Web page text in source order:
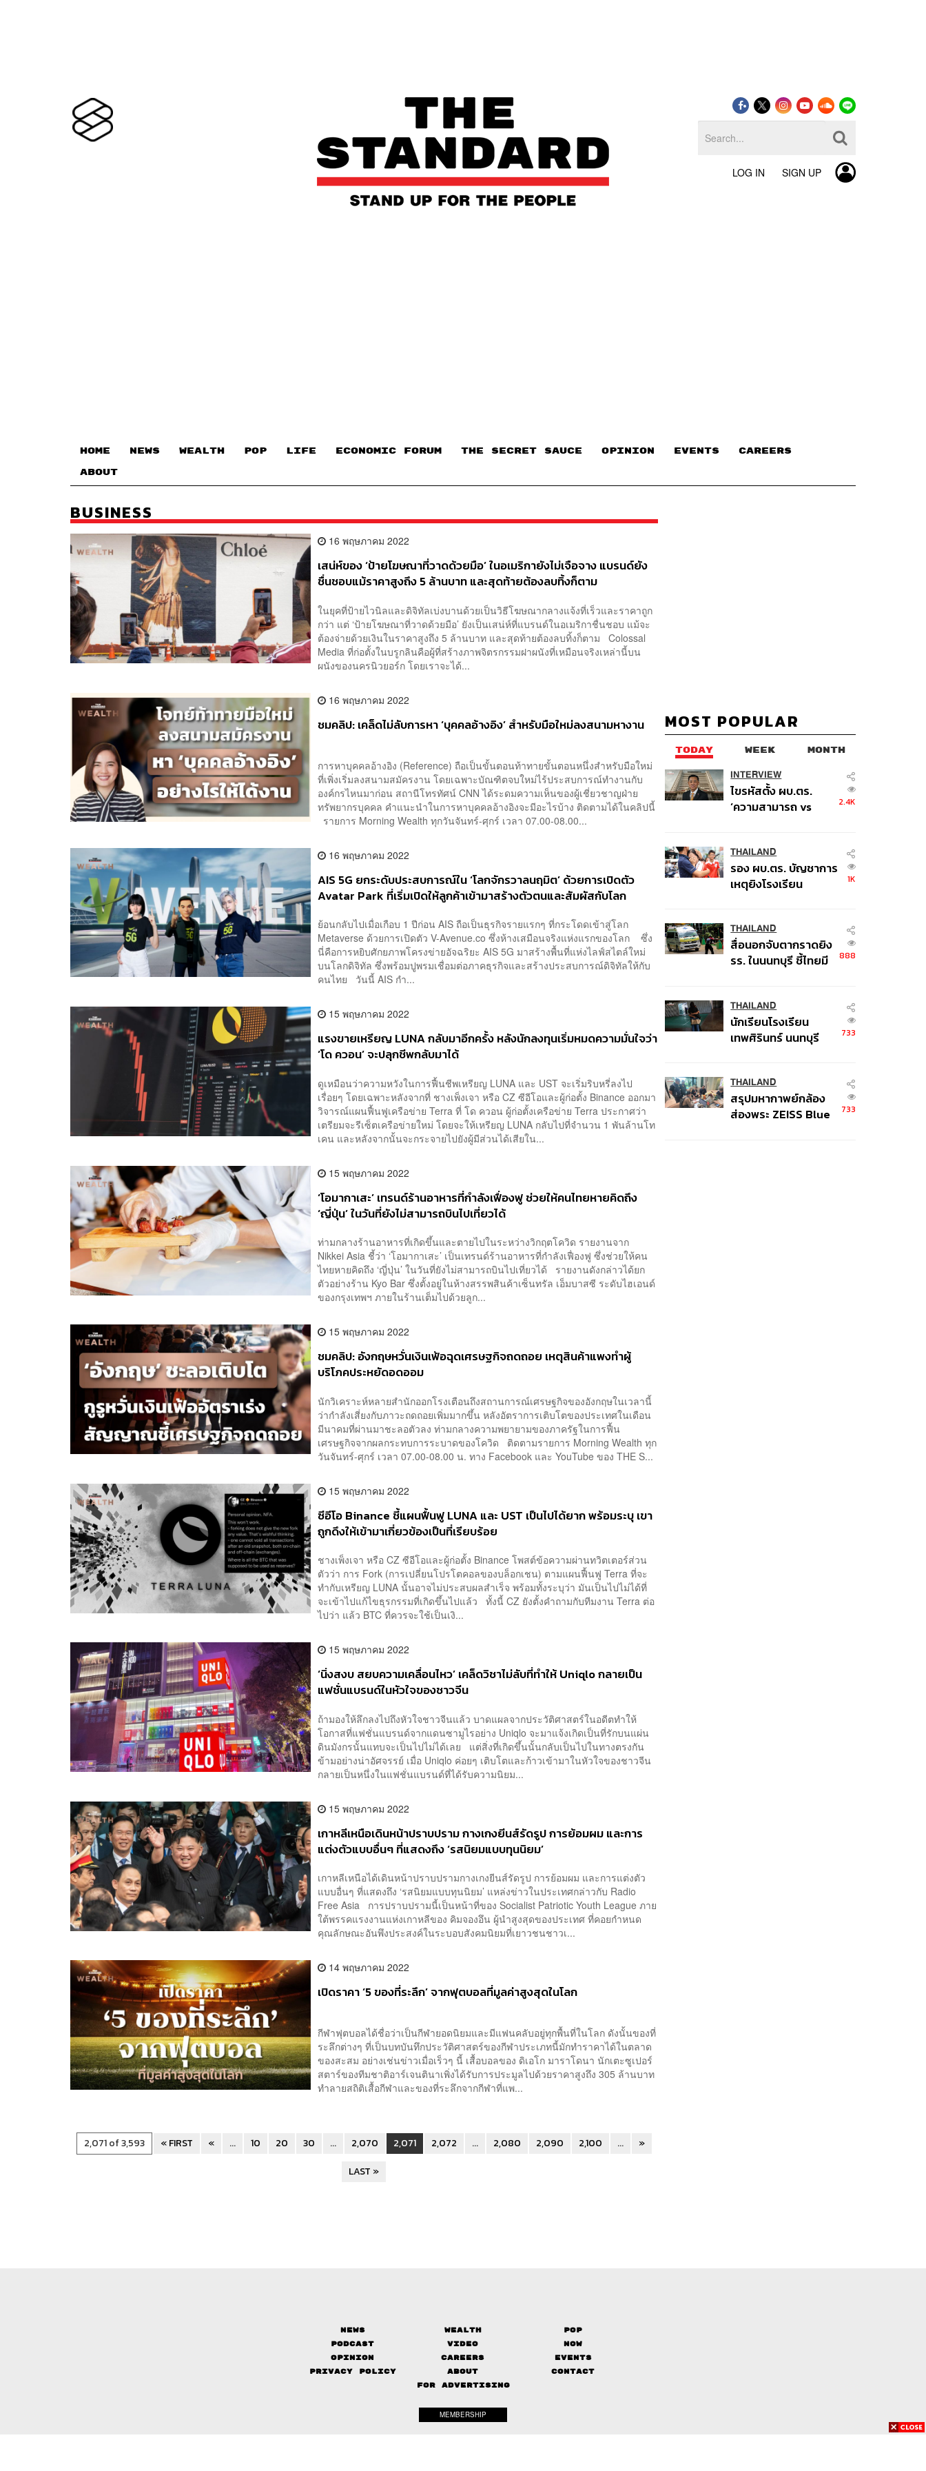
LOG IN SIGN UP
HOME NEWS WEALTH POP LIFE ECONOMIC FORUM THE SECRET SAUCE​ OPINION EVENTS CAREERS
ABOUT
BUSINESS
16 พฤษภาคม 2022
เสน่ห์ของ ‘ป้ายโฆษณาที่วาดด้วยมือ’ ในอเมริกายังไม่เจือจาง แบรนด์ยัง
ชื่นชอบแม้ราคาสูงถึง 5 ล้านบาท และสุดท้ายต้องลบทิ้งก็ตาม
ในยุคที่ป้ายไวนิลและดิจิทัลเบ่งบานด้วยเป็นวิธีโฆษณากลางแจ้งที่เร็วและราคาถูก
กว่า แต่ ‘ป้ายโฆษณาที่วาดด้วยมือ’ ยังเป็นเสน่ห์ที่แบรนด์ในอเมริกาชื่นชอบ แม้จะ
ต้องจ่ายด้วยเงินในราคาสูงถึง 5 ล้านบาท และสุดท้ายต้องลบทิ้งก็ตาม Colossal
Media ที่ก่อตั้งในบรูกลินคือผู้ที่สร้างภาพจิตรกรรมฝาผนังที่เหมือนจริงเหล่านี้บน
ผนังของนครนิวยอร์ก โดยเราจะได้...
16 พฤษภาคม 2022
ชมคลิป: เคล็ดไม่ลับการหา ‘บุคคลอ้างอิง’ สำหรับมือใหม่ลงสนามหางาน
การหาบุคคลอ้างอิง (Reference) ถือเป็นขั้นตอนท้าทายขั้นตอนหนึ่งสำหรับมือใหม่
ที่เพิ่งเริ่มลงสนามสมัครงาน โดยเฉพาะบัณฑิตจบใหม่ไร้ประสบการณ์ทำงานกับ
องค์กรไหนมาก่อน สถานีโทรทัศน์ CNN ได้ระดมความเห็นของผู้เชี่ยวชาญฝ่าย
ทรัพยากรบุคคล คำแนะนำในการหาบุคคลอ้างอิงจะมีอะไรบ้าง ติดตามได้ในคลิปนี้
รายการ Morning Wealth ทุกวันจันทร์-ศุกร์ เวลา 07.00-08.00...
16 พฤษภาคม 2022
AIS 5G ยกระดับประสบการณ์ใน ‘โลกจักรวาลนฤมิต’ ด้วยการเปิดตัว
Avatar Park ที่เริ่มเปิดให้ลูกค้าเข้ามาสร้างตัวตนและสัมผัสกับโลก
ย้อนกลับไปเมื่อเกือบ 1 ปีก่อน AIS ถือเป็นธุรกิจรายแรกๆ ที่กระโดดเข้าสู่โลก
Metaverse ด้วยการเปิดตัว V-Avenue.co ซึ่งห้างเสมือนจริงแห่งแรกของโลก ซึ่ง
นี่คือการหยิบศักยภาพโครงข่ายอัจฉริยะ AIS 5G มาสร้างพื้นที่แห่งไลฟ์สไตล์ใหม่
บนโลกดิจิทัล ซึ่งพร้อมปูพรมเชื่อมต่อภาคธุรกิจและสร้างประสบการณ์ดิจิทัลให้กับ
คนไทย วันนี้ AIS กำ...
15 พฤษภาคม 2022
แรงขายเหรียญ LUNA กลับมาอีกครั้ง หลังนักลงทุนเริ่มหมดความมั่นใจว่า
‘โด ควอน’ จะปลุกชีพกลับมาได้
ดูเหมือนว่าความหวังในการฟื้นชีพเหรียญ LUNA และ UST จะเริ่มริบหรี่ลงไป
เรื่อยๆ โดยเฉพาะหลังจากที่ ชางเพ็งเจา หรือ CZ ซีอีโอและผู้ก่อตั้ง Binance ออกมา
วิจารณ์แผนฟื้นฟูเครือข่าย Terra ที่ โด ควอน ผู้ก่อตั้งเครือข่าย Terra ประกาศว่า
เตรียมจะรีเซ็ตเครือข่ายใหม่ โดยจะให้เหรียญ LUNA กลับไปที่จำนวน 1 พันล้านโท
เคน และหลังจากนั้นจะกระจายไปยังผู้มีส่วนได้เสียใน...
15 พฤษภาคม 2022
‘โอมากาเสะ’ เทรนด์ร้านอาหารที่กำลังเฟื่องฟู ช่วยให้คนไทยหายคิดถึง
‘ญี่ปุ่น’ ในวันที่ยังไม่สามารถบินไปเที่ยวได้
ท่ามกลางร้านอาหารที่เกิดขึ้นและตายไปในระหว่างวิกฤตโควิด รายงานจาก
Nikkei Asia ชี้ว่า ‘โอมากาเสะ’ เป็นเทรนด์ร้านอาหารที่กำลังเฟื่องฟู ซึ่งช่วยให้คน
ไทยหายคิดถึง ‘ญี่ปุ่น’ ในวันที่ยังไม่สามารถบินไปเที่ยวได้ รายงานดังกล่าวได้ยก
ตัวอย่างร้าน Kyo Bar ซึ่งตั้งอยู่ในห้างสรรพสินค้าเซ็นทรัล เอ็มบาสซี ระดับไฮเอนด์
ของกรุงเทพฯ ภายในร้านเต็มไปด้วยลูก...
15 พฤษภาคม 2022
ชมคลิป: อังกฤษหวั่นเงินเฟ้อฉุดเศรษฐกิจถดถอย เหตุสินค้าแพงทำผู้
บริโภคประหยัดอดออม
นักวิเคราะห์หลายสำนักออกโรงเตือนถึงสถานการณ์เศรษฐกิจของอังกฤษในเวลานี้
ว่ากำลังเสี่ยงกับภาวะถดถอยเพิ่มมากขึ้น หลังอัตราการเติบโตของประเทศในเดือน
มีนาคมที่ผ่านมาชะลอตัวลง ท่ามกลางความพยายามของภาครัฐในการฟื้น
เศรษฐกิจจากผลกระทบการระบาดของโควิด ติดตามรายการ Morning Wealth ทุก
วันจันทร์-ศุกร์ เวลา 07.00-08.00 น. ทาง Facebook และ YouTube ของ THE S...
15 พฤษภาคม 2022
ซีอีโอ Binance ชี้แผนฟื้นฟู LUNA และ UST เป็นไปได้ยาก พร้อมระบุ เขา
ถูกดึงให้เข้ามาเกี่ยวข้องเป็นที่เรียบร้อย
ชางเพ็งเจา หรือ CZ ซีอีโอและผู้ก่อตั้ง Binance โพสต์ข้อความผ่านทวิตเตอร์ส่วน
ตัวว่า การ Fork (การเปลี่ยนโปรโตคอลของบล็อกเชน) ตามแผนฟื้นฟู Terra ที่จะ
ทำกับเหรียญ LUNA นั้นอาจไม่ประสบผลสำเร็จ พร้อมทั้งระบุว่า มันเป็นไปไม่ได้ที่
จะเข้าไปแก้ไขธุรกรรมที่เกิดขึ้นไปแล้ว ทั้งนี้ CZ ยังตั้งคำถามกับทีมงาน Terra ต่อ
ไปว่า แล้ว BTC ที่ควรจะใช้เป็นเงิ...
15 พฤษภาคม 2022
‘นิ่งสงบ สยบความเคลื่อนไหว’ เคล็ดวิชาไม่ลับที่ทำให้ Uniqlo กลายเป็น
แฟชั่นแบรนด์ในหัวใจของชาวจีน
ถ้ามองให้ลึกลงไปถึงหัวใจชาวจีนแล้ว บาดแผลจากประวัติศาสตร์ในอดีตทำให้
โอกาสที่แฟชั่นแบรนด์จากแดนซามูไรอย่าง Uniqlo จะมาแจ้งเกิดเป็นที่รักบนแผ่น
ดินมังกรนั้นแทบจะเป็นไปไม่ได้เลย แต่สิ่งที่เกิดขึ้นนั้นกลับเป็นไปในทางตรงกัน
ข้ามอย่างน่าอัศจรรย์ เมื่อ Uniqlo ค่อยๆ เติบโตและก้าวเข้ามาในหัวใจของชาวจีน
กลายเป็นหนึ่งในแฟชั่นแบรนด์ที่ได้รับความนิยม...
15 พฤษภาคม 2022
เกาหลีเหนือเดินหน้าปราบปราม กางเกงยีนส์รัดรูป การย้อมผม และการ
แต่งตัวแบบอื่นๆ ที่แสดงถึง ‘รสนิยมแบบทุนนิยม’
เกาหลีเหนือได้เดินหน้าปราบปรามกางเกงยีนส์รัดรูป การย้อมผม และการแต่งตัว
แบบอื่นๆ ที่แสดงถึง ‘รสนิยมแบบทุนนิยม’ แหล่งข่าวในประเทศกล่าวกับ Radio
Free Asia การปราบปรามนี้เป็นหน้าที่ของ Socialist Patriotic Youth League ภาย
ใต้พรรคแรงงานแห่งเกาหลีของ คิมจองอึน ผู้นำสูงสุดของประเทศ ที่คอยกำหนด
คุณลักษณะอันพึงประสงค์ในระบอบสังคมนิยมที่เยาวชนชาวเ...
14 พฤษภาคม 2022
เปิดราคา ‘5 ของที่ระลึก’ จากฟุตบอลที่มูลค่าสูงสุดในโลก
กีฬาฟุตบอลได้ชื่อว่าเป็นกีฬายอดนิยมและมีแฟนคลับอยู่ทุกพื้นที่ในโลก ดังนั้นของที่
ระลึกต่างๆ ที่เป็นบทบันทึกประวัติศาสตร์ของกีฬาประเภทนี้มักทำราคาได้ในตลาด
ของสะสม อย่างเช่นข่าวเมื่อเร็วๆ นี้ เสื้อบอลของ ดิเอโก มาราโดนา นักเตะซูเปอร์
สตาร์ของทีมชาติอาร์เจนตินาเพิ่งได้รับการประมูลไปด้วยราคาสูงถึง 305 ล้านบาท
ทำลายสถิติเสื้อกีฬาและของที่ระลึกจากกีฬาที่แพ...
2,071 of 3,593 « FIRST « ... 10 20 30 ... 2,070 2,071 2,072 ... 2,080 2,090 2,100 ...
»
LAST »
MOST POPULAR
TODAY WEEK MONTH
INTERVIEW
ไขรหัสตั้ง ผบ.ตร.
‘ความสามารถ vs
พล.ต.อ. เอก อังสนา
นนท์
2.4K
THAILAND
รอง ผบ.ตร. บัญชาการ
เหตุยิงโรงเรียน
คนติดค้าง พบศพปู่-ย่า
ที่บ้านพักผู้ก่อเหตุ
1K
THAILAND
สื่อนอกจับตากราดยิง
รร. ในนนทบุรี ชี้ไทยมี
888
THAILAND
นักเรียนโรงเรียน
เทพศิรินทร์ นนทบุรี
เหตุใช้อาวุธปืนภายใน
โรงเรียนคลี่คลาย
733
THAILAND
สรุปมหากาพย์กล้อง
ส่องพระ ZEISS Blue
733
News Wealth
Pop
Podcast
Video
Now
Opinion
Careers
Events
Privacy Policy
About
Contact
FOR ADVERTISING
MEMBERSHIP